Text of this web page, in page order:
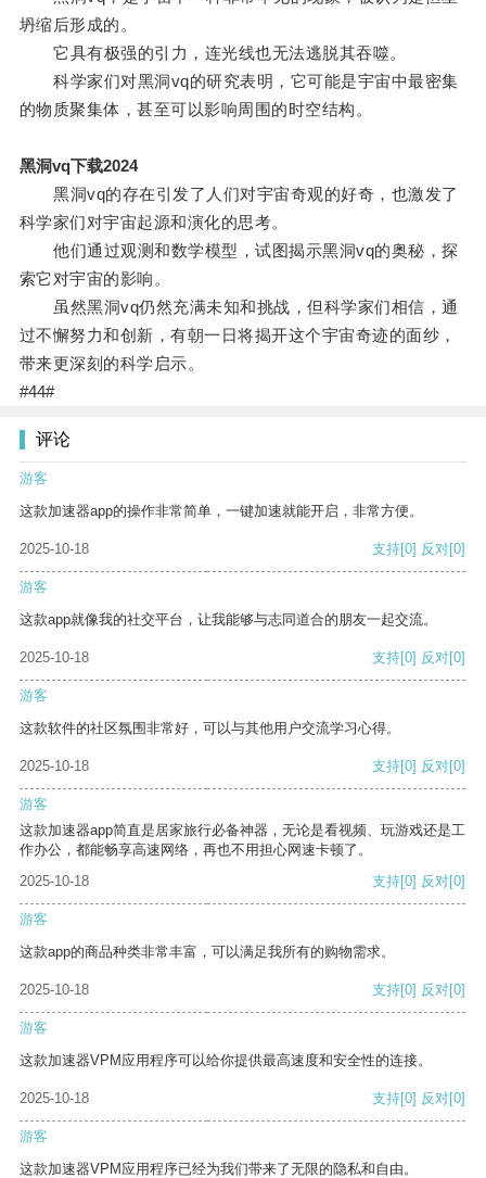
坍缩后形成的。
它具有极强的引力，连光线也无法逃脱其吞噬。
科学家们对黑洞vq的研究表明，它可能是宇宙中最密集
的物质聚集体，甚至可以影响周围的时空结构。
黑洞vq下载2024
黑洞vq的存在引发了人们对宇宙奇观的好奇，也激发了
科学家们对宇宙起源和演化的思考。
他们通过观测和数学模型，试图揭示黑洞vq的奥秘，探
索它对宇宙的影响。
虽然黑洞vq仍然充满未知和挑战，但科学家们相信，通
过不懈努力和创新，有朝一日将揭开这个宇宙奇迹的面纱，
带来更深刻的科学启示。
#44#
评论
游客
这款加速器app的操作非常简单，一键加速就能开启，非常方便。
2025-10-18 支持[0] 反对[0]
游客
这款app就像我的社交平台，让我能够与志同道合的朋友一起交流。
2025-10-18 支持[0] 反对[0]
游客
这款软件的社区氛围非常好，可以与其他用户交流学习心得。
2025-10-18 支持[0] 反对[0]
游客
这款加速器app简直是居家旅行必备神器，无论是看视频、玩游戏还是工
作办公，都能畅享高速网络，再也不用担心网速卡顿了。
2025-10-18
支持[0] 反对[0]
游客
这款app的商品种类非常丰富，可以满足我所有的购物需求。
2025-10-18 支持[0] 反对[0]
游客
这款加速器VPM应用程序可以给你提供最高速度和安全性的连接。
2025-10-18 支持[0] 反对[0]
游客
这款加速器VPM应用程序已经为我们带来了无限的隐私和自由。